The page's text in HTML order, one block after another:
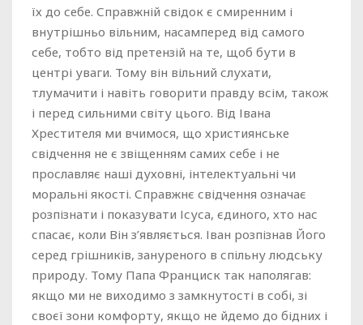
їх до себе. Справжній свідок є смиренним і
внутрішньо вільним, насамперед від самого
себе, тобто від претензій на те, щоб бути в
центрі уваги. Тому він вільний слухати,
тлумачити і навіть говорити правду всім, також
і перед сильними світу цього. Від Івана
Хрестителя ми вчимося, що християнське
свідчення не є звіщенням самих себе і не
прославляє наші духовні, інтелектуальні чи
моральні якості. Справжнє свідчення означає
розпізнати і показувати Ісуса, єдиного, хто нас
спасає, коли Він з’являється. Іван розпізнав Його
серед грішників, зануреного в спільну людську
природу. Тому Папа Франциск так наполягав:
якщо ми не виходимо з замкнутості в собі, зі
своєї зони комфорту, якщо не йдемо до бідних і